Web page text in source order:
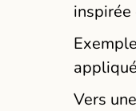
inspirée
Vers